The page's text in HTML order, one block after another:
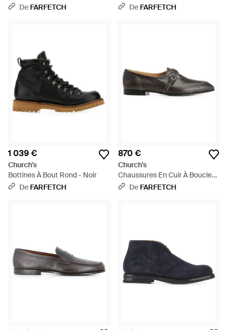
De FARFETCH
NoirDe FARFETCH
1 039 €
Church's
Bottines À Bout Rond - Noir
De FARFETCH
870 €
Church's
Chaussures En Cuir À Boucles
Sienna - Gris
De FARFETCH